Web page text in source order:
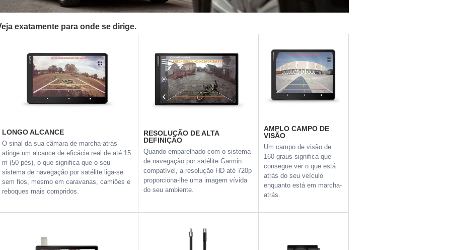
exatamente para onde se dirige.
LONGO ALCANCE
O sinal da sua câmara de marcha-atrás
atinge um alcance de eficácia real de até 15
m (50 pés), o que significa que o seu
sistema de navegação por satélite liga-se
sem fios, mesmo em caravanas, camiões e
reboques mais compridos.
RESOLUÇÃO DE ALTA
DEFINIÇÃO
Quando emparelhado com o sistema
de navegação por satélite Garmin
compatível, a resolução HD até 720p
proporciona-lhe uma imagem vívida
do seu ambiente.
AMPLO CAMPO DE
VISÃO
Um campo de visão de
160 graus significa que
consegue ver o que está
atrás do seu veículo
enquanto está em marcha-
atrás.